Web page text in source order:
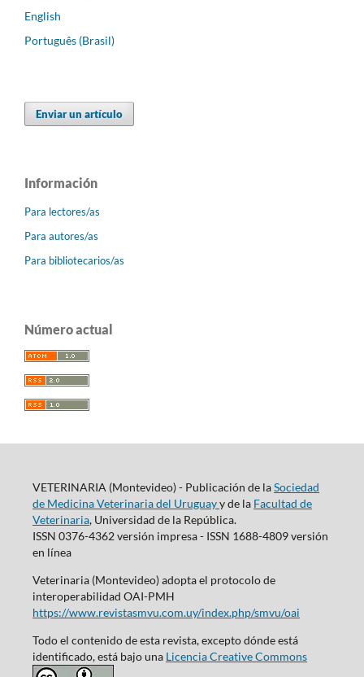
English
Português (Brasil)
Enviar un artículo
Información
Para lectores/as
Para autores/as
Para bibliotecarios/as
Número actual
VETERINARIA (Montevideo) - Publicación de laSociedad
de Medicina Veterinaria del Uruguayy de la Facultad de
Veterinaria, Universidad de la República.
ISSN 0376-4362 versión impresa - ISSN 1688-4809 versión
en línea
Veterinaria (Montevideo) adopta el protocolo de
interoperabilidad OAI-PMH
https://www.revistasmvu.com.uy/index.php/smvu/oai
Todo el contenido de esta revista, excepto dónde está
identificado, está bajo una Licencia Creative Commons